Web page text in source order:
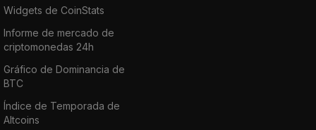
Widgets de CoinStats
Informe de mercado de
criptomonedas 24h
Gráfico de Dominancia de
BTC
Índice de Temporada de
Altcoins